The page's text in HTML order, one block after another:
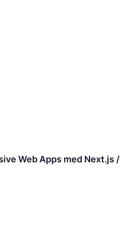
Web Apps med Next.js /